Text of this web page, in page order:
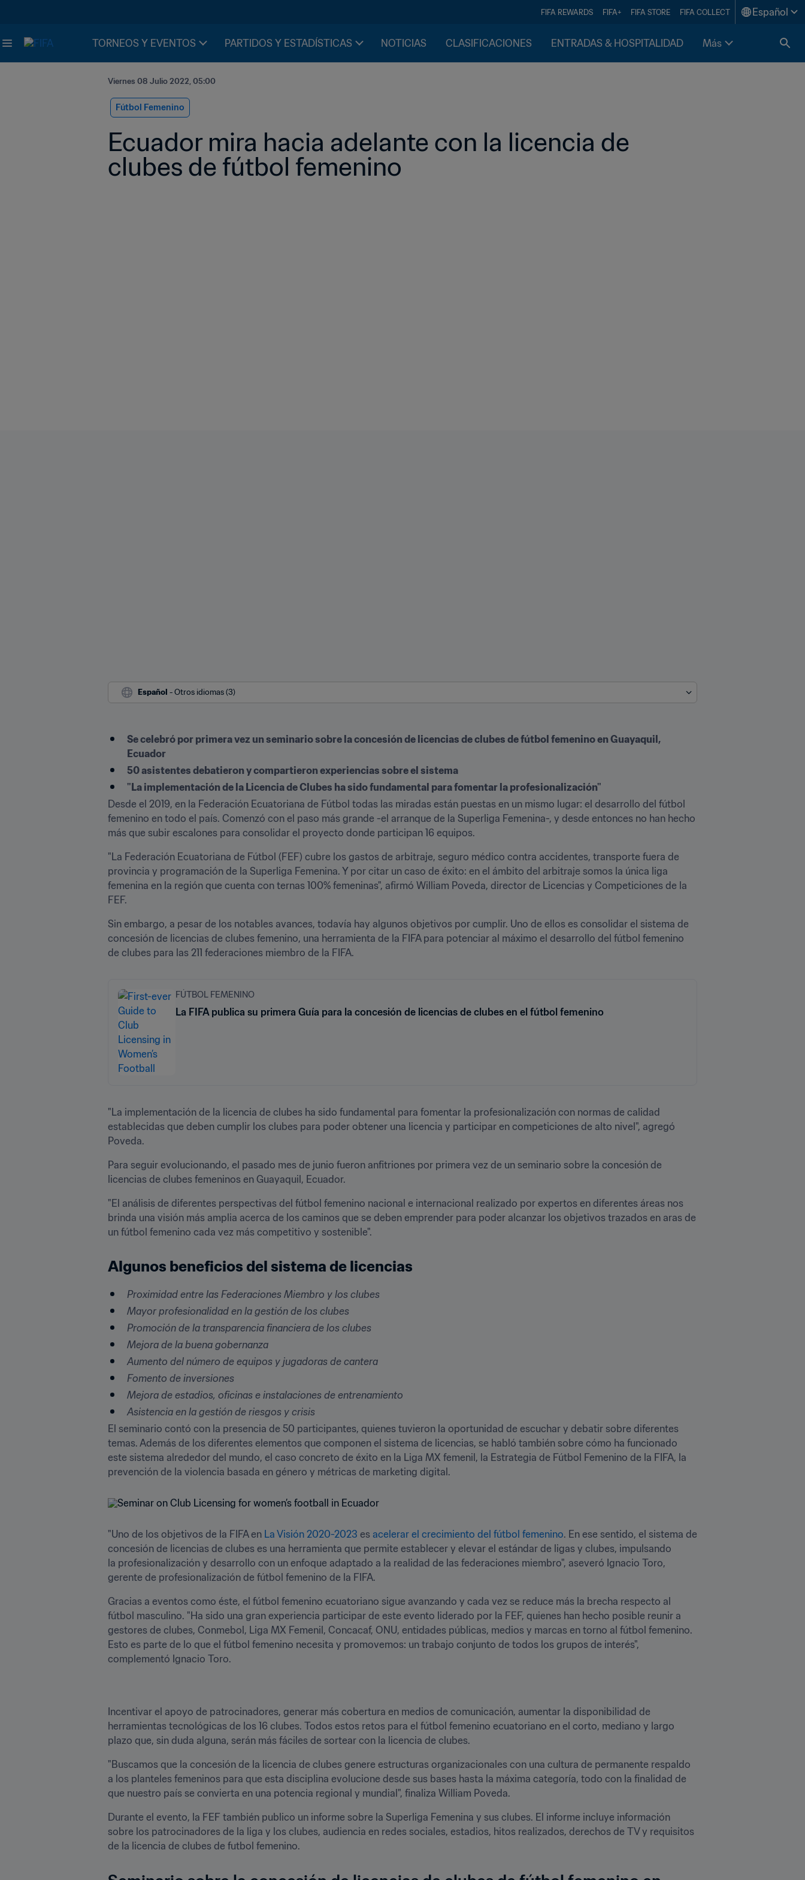
FIFA REWARDS FIFA+ FIFA STORE FIFA COLLECT Español
TORNEOS Y EVENTOS PARTIDOS Y ESTADÍSTICAS NOTICIAS CLASIFICACIONES ENTRADAS & HOSPITALIDAD Más
Viernes 08 Julio 2022, 05:00
Fútbol Femenino
Ecuador mira hacia adelante con la licencia de
clubes de fútbol femenino
Español - Otros idiomas (3)
Se celebró por primera vez un seminario sobre la concesión de licencias de clubes de fútbol femenino en Guayaquil,
Ecuador
50 asistentes debatieron y compartieron experiencias sobre el sistema
"La implementación de la Licencia de Clubes ha sido fundamental para fomentar la profesionalización"
Desde el 2019, en la Federación Ecuatoriana de Fútbol todas las miradas están puestas en un mismo lugar: el desarrollo del fútbol
femenino en todo el país. Comenzó con el paso más grande -el arranque de la Superliga Femenina-, y desde entonces no han hecho
más que subir escalones para consolidar el proyecto donde participan 16 equipos.
"La Federación Ecuatoriana de Fútbol (FEF) cubre los gastos de arbitraje, seguro médico contra accidentes, transporte fuera de
provincia y programación de la Superliga Femenina. Y por citar un caso de éxito: en el ámbito del arbitraje somos la única liga
femenina en la región que cuenta con ternas 100% femeninas", afirmó William Poveda, director de Licencias y Competiciones de la
FEF.
Sin embargo, a pesar de los notables avances, todavía hay algunos objetivos por cumplir. Uno de ellos es consolidar el sistema de
concesión de licencias de clubes femenino, una herramienta de la FIFA para potenciar al máximo el desarrollo del fútbol femenino
de clubes para las 211 federaciones miembro de la FIFA.
FÚTBOL FEMENINO
La FIFA publica su primera Guía para la concesión de licencias de clubes en el fútbol femenino
"La implementación de la licencia de clubes ha sido fundamental para fomentar la profesionalización con normas de calidad
establecidas que deben cumplir los clubes para poder obtener una licencia y participar en competiciones de alto nivel", agregó
Poveda.
Para seguir evolucionando, el pasado mes de junio fueron anfitriones por primera vez de un seminario sobre la concesión de
licencias de clubes femeninos en Guayaquil, Ecuador.
"El análisis de diferentes perspectivas del fútbol femenino nacional e internacional realizado por expertos en diferentes áreas nos
brinda una visión más amplia acerca de los caminos que se deben emprender para poder alcanzar los objetivos trazados en aras de
un fútbol femenino cada vez más competitivo y sostenible".
Algunos beneficios del sistema de licencias
Proximidad entre las Federaciones Miembro y los clubes
Mayor profesionalidad en la gestión de los clubes
Promoción de la transparencia financiera de los clubes
Mejora de la buena gobernanza
Aumento del número de equipos y jugadoras de cantera
Fomento de inversiones
Mejora de estadios, oficinas e instalaciones de entrenamiento
Asistencia en la gestión de riesgos y crisis
El seminario contó con la presencia de 50 participantes, quienes tuvieron la oportunidad de escuchar y debatir sobre diferentes
temas. Además de los diferentes elementos que componen el sistema de licencias, se habló también sobre cómo ha funcionado
este sistema alrededor del mundo, el caso concreto de éxito en la Liga MX femenil, la Estrategia de Fútbol Femenino de la FIFA, la
prevención de la violencia basada en género y métricas de marketing digital.
"Uno de los objetivos de la FIFA en La Visión 2020-2023 es acelerar el crecimiento del fútbol femenino. En ese sentido, el sistema de
concesión de licencias de clubes es una herramienta que permite establecer y elevar el estándar de ligas y clubes, impulsando
la profesionalización y desarrollo con un enfoque adaptado a la realidad de las federaciones miembro", aseveró Ignacio Toro,
gerente de profesionalización de fútbol femenino de la FIFA.
Gracias a eventos como éste, el fútbol femenino ecuatoriano sigue avanzando y cada vez se reduce más la brecha respecto al
fútbol masculino. "Ha sido una gran experiencia participar de este evento liderado por la FEF, quienes han hecho posible reunir a
gestores de clubes, Conmebol, Liga MX Femenil, Concacaf, ONU, entidades públicas, medios y marcas en torno al fútbol femenino.
Esto es parte de lo que el fútbol femenino necesita y promovemos: un trabajo conjunto de todos los grupos de interés",
complementó Ignacio Toro.
Incentivar el apoyo de patrocinadores, generar más cobertura en medios de comunicación, aumentar la disponibilidad de
herramientas tecnológicas de los 16 clubes. Todos estos retos para el fútbol femenino ecuatoriano en el corto, mediano y largo
plazo que, sin duda alguna, serán más fáciles de sortear con la licencia de clubes.
"Buscamos que la concesión de la licencia de clubes genere estructuras organizacionales con una cultura de permanente respaldo
a los planteles femeninos para que esta disciplina evolucione desde sus bases hasta la máxima categoría, todo con la finalidad de
que nuestro país se convierta en una potencia regional y mundial", finaliza William Poveda.
Durante el evento, la FEF también publico un informe sobre la Superliga Femenina y sus clubes. El informe incluye información
sobre los patrocinadores de la liga y los clubes, audiencia en redes sociales, estadios, hitos realizados, derechos de TV y requisitos
de la licencia de clubes de futbol femenino.